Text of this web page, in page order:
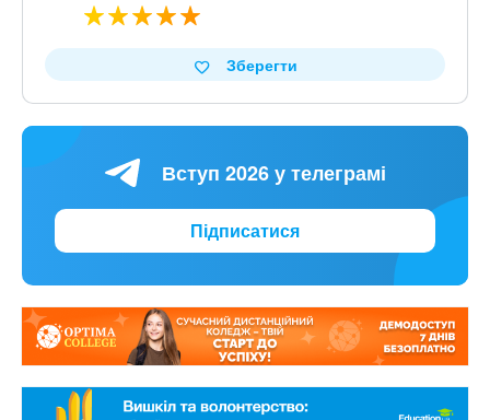
Зберегти
Вступ 2026 у телеграмі
Підписатися